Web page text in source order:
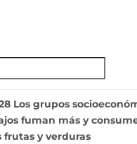
Los grupos
fuman más y
frutas y verduras